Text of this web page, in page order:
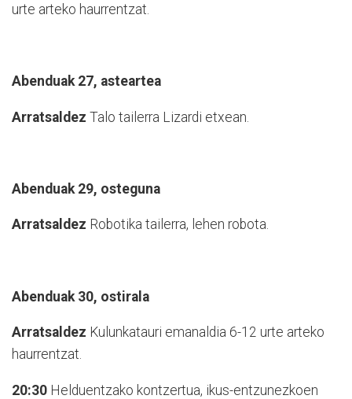
urte arteko haurrentzat.
Abenduak 27, asteartea
Arratsaldez Talo tailerra Lizardi etxean.
Abenduak 29, osteguna
Arratsaldez Robotika tailerra, lehen robota.
Abenduak 30, ostirala
Arratsaldez Kulunkatauri emanaldia 6-12 urte arteko
haurrentzat.
20:30 Helduentzako kontzertua, ikus-entzunezkoen